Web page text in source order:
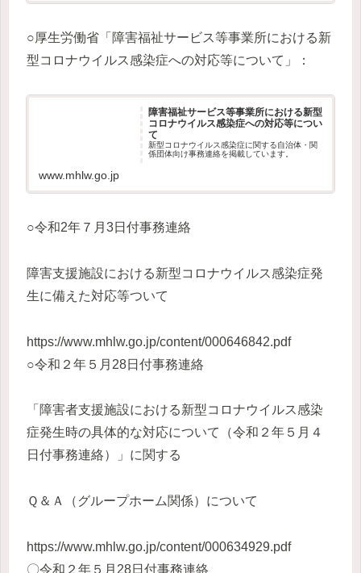
○厚生労働省「障害福祉サービス等事業所における新
型コロナウイルス感染症への対応等について」：
障害福祉サービス等事業所における新型
コロナウイルス感染症への対応等につい
て
新型コロナウイルス感染症に関する自治体・関
係団体向け事務連絡を掲載しています。
www.mhlw.go.jp
○令和2年７月3日付事務連絡
障害支援施設における新型コロナウイルス感染症発
生に備えた対応等ついて
https://www.mhlw.go.jp/content/000646842.pdf
○令和２年５月28日付事務連絡
「障害者支援施設における新型コロナウイルス感染
症発生時の具体的な対応について（令和２年５月４
日付事務連絡）」に関する
Ｑ＆Ａ（グループホーム関係）について
https://www.mhlw.go.jp/content/000634929.pdf
〇令和２年５月28日付事務連絡